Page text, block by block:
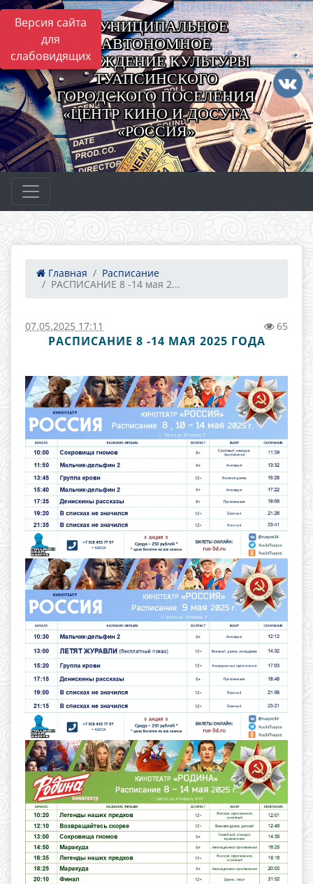
Версия сайта
для
слабовидящих
МУНИЦИПАЛЬНОЕ
АВТОНОМНОЕ
УЧРЕЖДЕНИЕ КУЛЬТУРЫ
ТУАПСИНСКОГО
ГОРОДСКОГО ПОСЕЛЕНИЯ
«ЦЕНТР КИНО И ДОСУГА
«РОССИЯ»
Главная
Расписание
РАСПИСАНИЕ 8 -14 мая 2...
07.05.2025 17:11 65
РАСПИСАНИЕ 8 -14 МАЯ 2025 ГОДА